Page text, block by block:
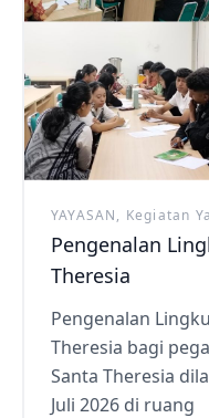
YAYASAN, Kegiatan
Pengenalan
Theresia
Pengenalan
Theresia bagi
Santa Theresia
Juli 2026 di ruang